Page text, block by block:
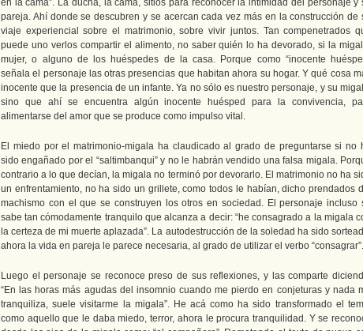
en la cama”. La ducha, la cama, sitios para reconocer la intimidad del personaje y
pareja. Ahí donde se descubren y se acercan cada vez más en la construcción de
viaje experiencial sobre el matrimonio, sobre vivir juntos. Tan compenetrados
puede uno verlos compartir el alimento, no saber quién lo ha devorado, si la
mujer, o alguno de los huéspedes de la casa. Porque como “inocente
señala el personaje las otras presencias que habitan ahora su hogar. Y qué cosa
inocente que la presencia de un infante. Ya no sólo es nuestro personaje, y su
sino que ahí se encuentra algún inocente huésped para la convivencia,
alimentarse del amor que se produce como impulso vital.
El miedo por el matrimonio-migala ha claudicado al grado de preguntarse si no
sido engañado por el “saltimbanqui” y no le habrán vendido una falsa migala.
contrario a lo que decían, la migala no terminó por devorarlo. El matrimonio no ha
un enfrentamiento, no ha sido un grillete, como todos le habían, dicho prendados
machismo con el que se construyen los otros en sociedad. El personaje incluso
sabe tan cómodamente tranquilo que alcanza a decir: “he consagrado a la migala
la certeza de mi muerte aplazada”. La autodestrucción de la soledad ha sido
ahora la vida en pareja le parece necesaria, al grado de utilizar el verbo “consagrar”.
Luego el personaje se reconoce preso de sus reflexiones, y las comparte
“En las horas más agudas del insomnio cuando me pierdo en conjeturas y nada
tranquiliza, suele visitarme la migala”. He acá como ha sido transformado el
como aquello que le daba miedo, terror, ahora le procura tranquilidad. Y se